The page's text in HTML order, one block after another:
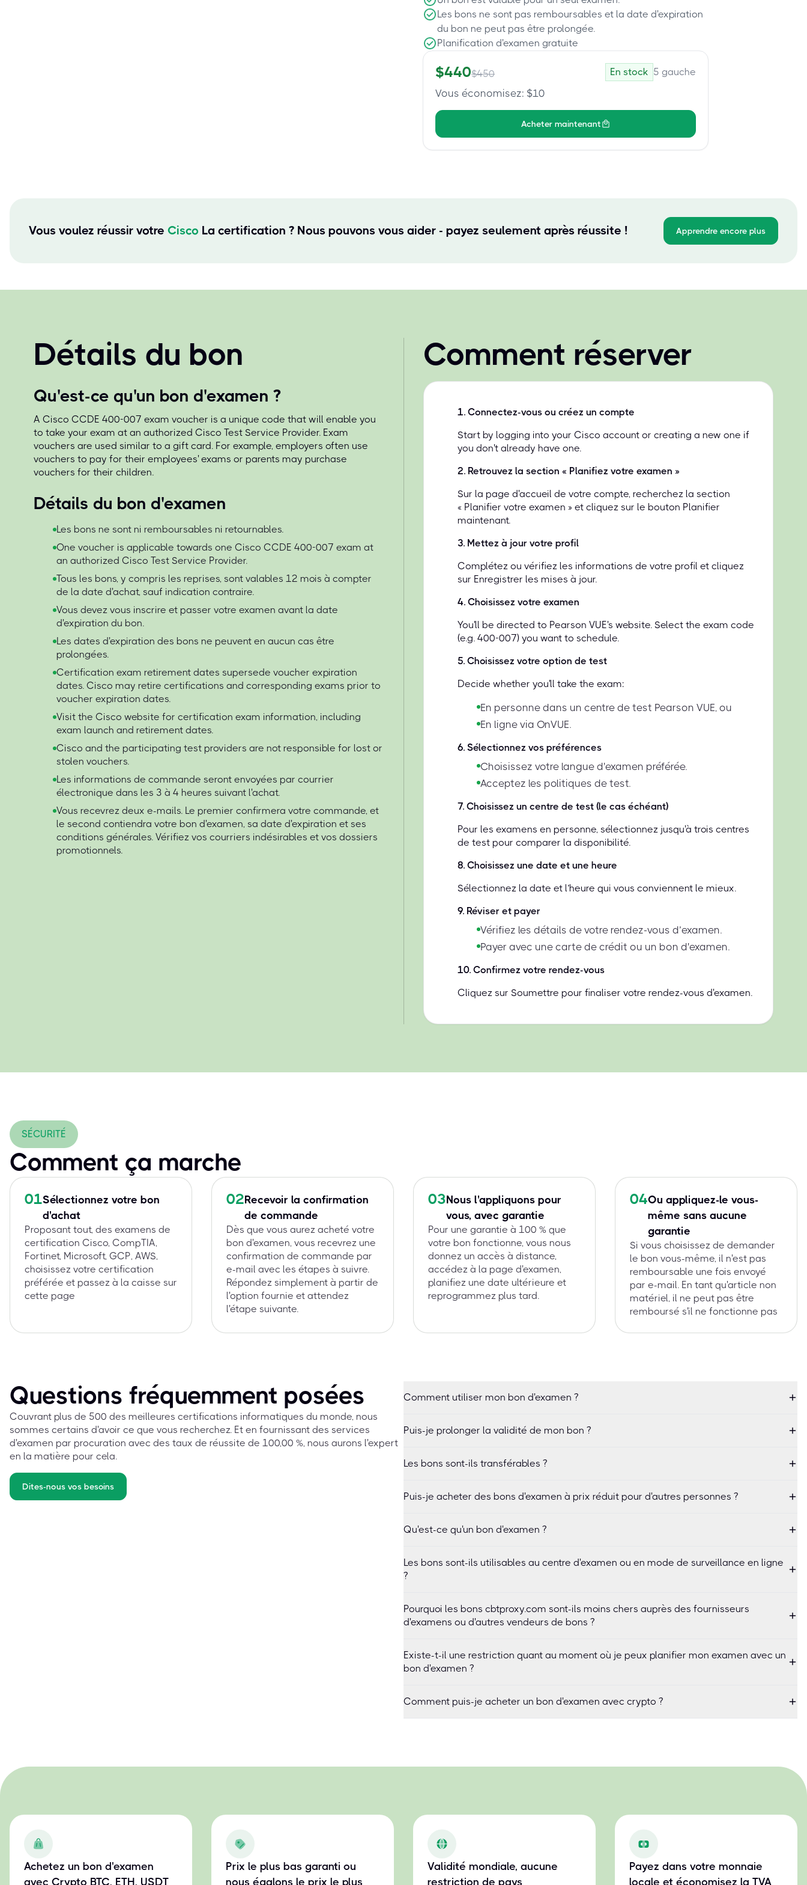
Les bons ne sont pas remboursables et la date d'expiration
du bon ne peut pas être prolongée.
Planification d'examen gratuite
$440$450 En stock 5 gauche
Vous économisez: $10
Acheter maintenant
Vous voulez réussir votre Cisco La certification ? Nous pouvons vous aider - payez seulement après réussite ! Apprendre encore plus
Détails du bon
Qu'est-ce qu'un bon d'examen ?
A Cisco CCDE 400-007 exam voucher is a unique code that will enable you
to take your exam at an authorized Cisco Test Service Provider. Exam
vouchers are used similar to a gift card. For example, employers often use
vouchers to pay for their employees' exams or parents may purchase
vouchers for their children.
Détails du bon d'examen
Les bons ne sont ni remboursables ni retournables.
One voucher is applicable towards one Cisco CCDE 400-007 exam at
an authorized Cisco Test Service Provider.
Tous les bons, y compris les reprises, sont valables 12 mois à compter
de la date d'achat, sauf indication contraire.
Vous devez vous inscrire et passer votre examen avant la date
d'expiration du bon.
Les dates d'expiration des bons ne peuvent en aucun cas être
prolongées.
Certification exam retirement dates supersede voucher expiration
dates. Cisco may retire certifications and corresponding exams prior to
voucher expiration dates.
Visit the Cisco website for certification exam information, including
exam launch and retirement dates.
Cisco and the participating test providers are not responsible for lost or
stolen vouchers.
Les informations de commande seront envoyées par courrier
électronique dans les 3 à 4 heures suivant l'achat.
Vous recevrez deux e-mails. Le premier confirmera votre commande, et
le second contiendra votre bon d'examen, sa date d'expiration et ses
conditions générales. Vérifiez vos courriers indésirables et vos dossiers
promotionnels.
Comment réserver
1. Connectez-vous ou créez un compte
Start by logging into your Cisco account or creating a new one if
you don't already have one.
2. Retrouvez la section « Planifiez votre examen »
Sur la page d'accueil de votre compte, recherchez la section
« Planifier votre examen » et cliquez sur le bouton Planifier
maintenant.
3. Mettez à jour votre profil
Complétez ou vérifiez les informations de votre profil et cliquez
sur Enregistrer les mises à jour.
4. Choisissez votre examen
You'll be directed to Pearson VUE's website. Select the exam code
(e.g. 400-007) you want to schedule.
5. Choisissez votre option de test
Decide whether you'll take the exam:
En personne dans un centre de test Pearson VUE, ou
En ligne via OnVUE.
6. Sélectionnez vos préférences
Choisissez votre langue d'examen préférée.
Acceptez les politiques de test.
7. Choisissez un centre de test (le cas échéant)
Pour les examens en personne, sélectionnez jusqu'à trois centres
de test pour comparer la disponibilité.
8. Choisissez une date et une heure
Sélectionnez la date et l’heure qui vous conviennent le mieux.
9. Réviser et payer
Vérifiez les détails de votre rendez-vous d’examen.
Payer avec une carte de crédit ou un bon d'examen.
10. Confirmez votre rendez-vous
Cliquez sur Soumettre pour finaliser votre rendez-vous d'examen.
SÉCURITÉ
Comment ça marche
01Sélectionnez votre bon
d'achat
Proposant tout, des examens de
certification Cisco, CompTIA,
Fortinet, Microsoft, GCP, AWS,
choisissez votre certification
préférée et passez à la caisse sur
cette page
02 Recevoir la confirmation
de commande
Dès que vous aurez acheté votre
bon d'examen, vous recevrez une
confirmation de commande par
e-mail avec les étapes à suivre.
Répondez simplement à partir de
l'option fournie et attendez
l'étape suivante.
03 Nous l'appliquons pour
vous, avec garantie
Pour une garantie à 100 % que
votre bon fonctionne, vous nous
donnez un accès à distance,
accédez à la page d'examen,
planifiez une date ultérieure et
reprogrammez plus tard.
04Ou appliquez-le vous-
même sans aucune
garantie
Si vous choisissez de demander
le bon vous-même, il n'est pas
remboursable une fois envoyé
par e-mail. En tant qu'article non
matériel, il ne peut pas être
remboursé s'il ne fonctionne pas
Questions fréquemment posées
Couvrant plus de 500 des meilleures certifications informatiques du monde, nous
sommes certains d'avoir ce que vous recherchez. Et en fournissant des services
d'examen par procuration avec des taux de réussite de 100,00 %, nous aurons l'expert
en la matière pour cela.
Dites-nous vos besoins
Comment utiliser mon bon d'examen ?
Puis-je prolonger la validité de mon bon ?
Les bons sont-ils transférables ?
Puis-je acheter des bons d'examen à prix réduit pour d'autres personnes ?
Qu'est-ce qu'un bon d'examen ?
Les bons sont-ils utilisables au centre d'examen ou en mode de surveillance en ligne
?
Pourquoi les bons cbtproxy.com sont-ils moins chers auprès des fournisseurs
d'examens ou d'autres vendeurs de bons ?
Existe-t-il une restriction quant au moment où je peux planifier mon examen avec un
bon d'examen ?
Comment puis-je acheter un bon d'examen avec crypto ?
Achetez un bon d'examen
avec Crypto BTC, ETH, USDT
Prix le plus bas garanti ou
nous égalons le prix le plus
Validité mondiale, aucune
restriction de pays
Payez dans votre monnaie
locale et économisez la TVA